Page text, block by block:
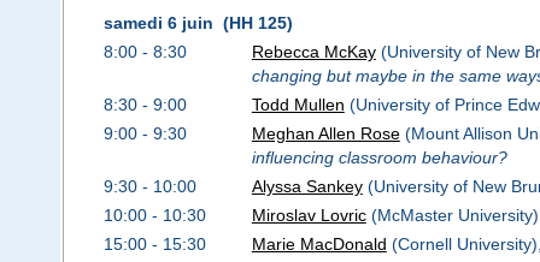
samedi 6 juin (HH 125)
8:00 - 8:30
Rebecca McKay(University of New
changing but maybe in the same
8:30 - 9:00
Todd Mullen (University of Prince
9:00 - 9:30
Meghan Allen Rose(Mount Allison
influencing classroom behaviour?
9:30 - 10:00
Alyssa Sankey(University of New
10:00 - 10:30
Miroslav Lovric(McMaster
15:00 - 15:30
Marie MacDonald (Cornell